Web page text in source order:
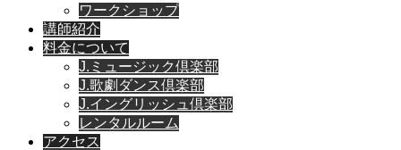
ワークショップ
講師紹介
料金について
J.ミュージック倶楽部
J.歌劇ダンス倶楽部
J.イングリッシュ倶楽部
レンタルルーム
アクセス